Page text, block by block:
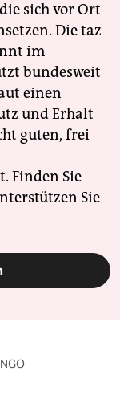
sich vor Ort
Die taz
im
bundesweit
einen
und Erhalt
guten, frei
Finden Sie
Sie